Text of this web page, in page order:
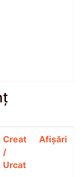
Creat
/
Urcat
Afișări